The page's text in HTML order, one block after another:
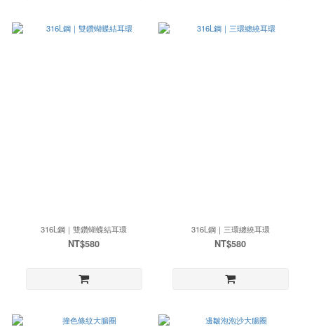
316L鋼｜雙鑽蝴蝶結耳環
NT$580
316L鋼｜三環纏繞耳環
NT$580